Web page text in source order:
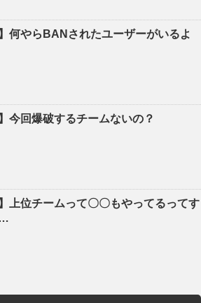
】何やらBANされたユーザーがいるよ
今回爆破するチームないの？
】上位チームって〇〇もやってるってす